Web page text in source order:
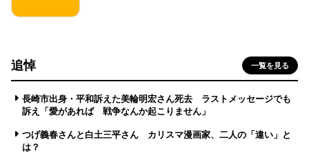
追悼 一覧を見る
長崎市出身・平和訴えた美輪明宏さん死去 ラストメッセージでも
訴え「愛があれば 戦争なんか起こりません」
つげ義春さんと白土三平さん カリスマ漫画家、二人の「違い」と
は？